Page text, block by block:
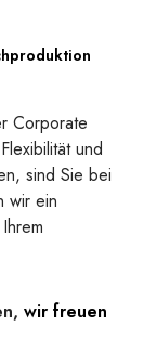
Corporate
und
sind Sie bei
wir ein
wir freuen